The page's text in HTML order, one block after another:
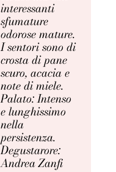
interessanti
sfumature
odorose mature.
I sentori sono di
crosta di pane
scuro, acacia e
note di miele.
Palato: Intenso
e lunghissimo
nella
persistenza.
Degustarore:
Andrea Zanfi